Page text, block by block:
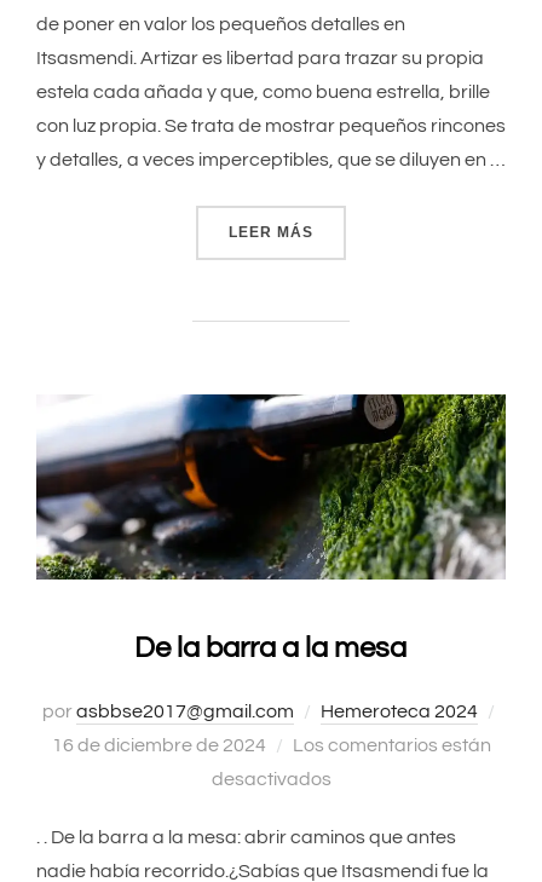
de poner en valor los pequeños detalles en
Itsasmendi. Artizar es libertad para trazar su propia
estela cada añada y que, como buena estrella, brille
con luz propia. Se trata de mostrar pequeños rincones
y detalles, a veces imperceptibles, que se diluyen en …
LEER MÁS
De la barra a la mesa
porasbbse2017@gmail.com Hemeroteca 2024
16 de diciembre de 2024
Los comentarios están
desactivados
. . De la barra a la mesa: abrir caminos que antes
nadie había recorrido.¿Sabías que Itsasmendi fue la